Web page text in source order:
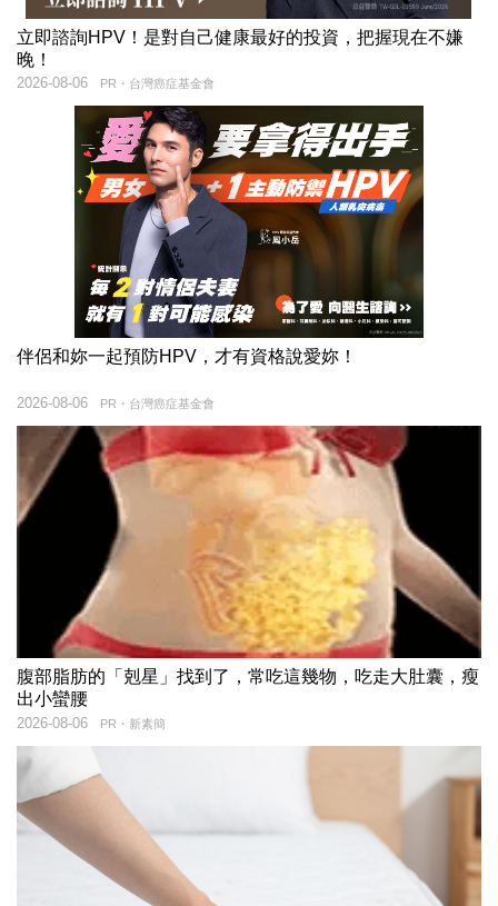
立即諮詢HPV！是對自己健康最好的投資，把握現在不嫌
晚！
PR・台灣癌症基金會
2026-08-06
伴侶和妳一起預防HPV，才有資格說愛妳！
PR・台灣癌症基金會
2026-08-06
腹部脂肪的「剋星」找到了，常吃這幾物，吃走大肚囊，瘦
出小蠻腰
PR・新素簡
2026-08-06